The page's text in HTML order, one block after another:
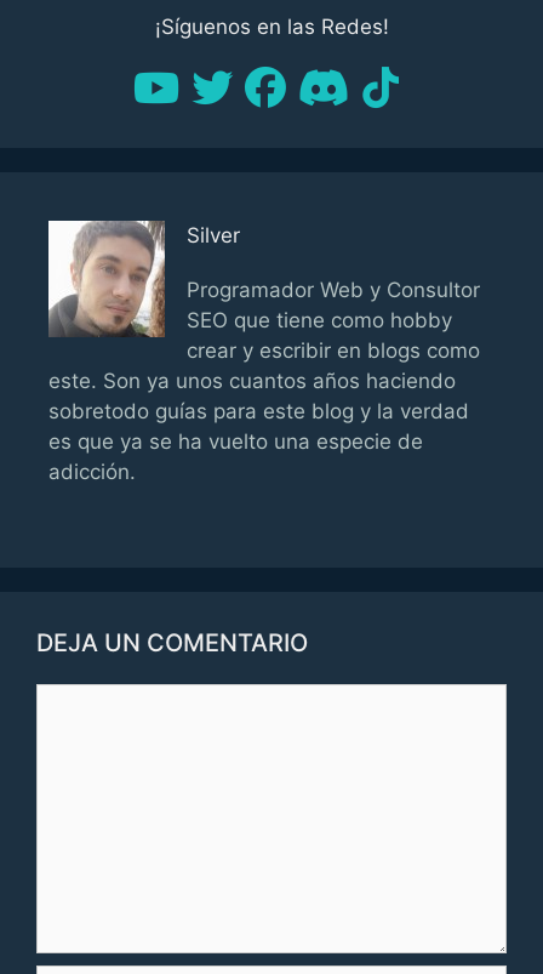
¡Síguenos en las Redes!
Silver
Programador Web y Consultor
SEO que tiene como hobby
crear y escribir en blogs como
este. Son ya unos cuantos años haciendo
sobretodo guías para este blog y la verdad
es que ya se ha vuelto una especie de
adicción.
DEJA UN COMENTARIO